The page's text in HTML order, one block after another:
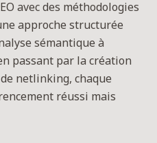
avec des méthodologies
approche structurée
sémantique à
passant par la création
netlinking, chaque
réussi mais